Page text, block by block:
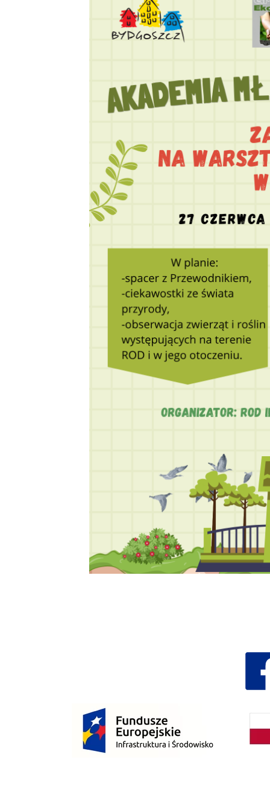
Dzień Działkowca 2023
Dzień Działkowca 2024